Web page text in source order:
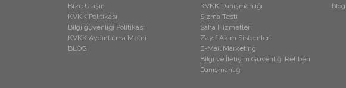
Bize Ulaşın
KVKK Politikası
Bilgi güvenliği Politikası
KVKK Aydınlatma Metni
BLOG
KVKK Danışmanlığı
Sızma Testi
Saha Hizmetleri
Zayıf Akım Sistemleri
E-Mail Marketing
Bilgi ve İletişim Güvenliği Rehberi
Danışmanlığı